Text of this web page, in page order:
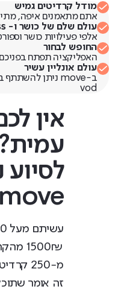
מודל קרדיטים גמיש
אתם מתאמנים איפה, מתי
עולם שלם של כושר ו- wellness
אלפי פעילויות כושר
החופש לבחור
האפליקציה תפתח
עולם אונליין עשיר
vod
אין
move!
מ-250 קרדיטים באפליקציית move!
זה אומר